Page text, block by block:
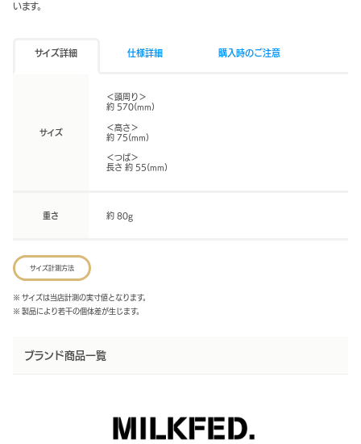
います。
サイズ詳細 仕様詳細 購入時のご注意
サイズ
＜頭周り＞
約 570(mm)
＜高さ＞
約 75(mm)
＜つば＞
長さ 約 55(mm)
重さ 約 80g
サイズ計測方法
※ サイズは当店計測の実寸値となります。
※ 製品により若干の個体差が生じます。
ブランド商品一覧